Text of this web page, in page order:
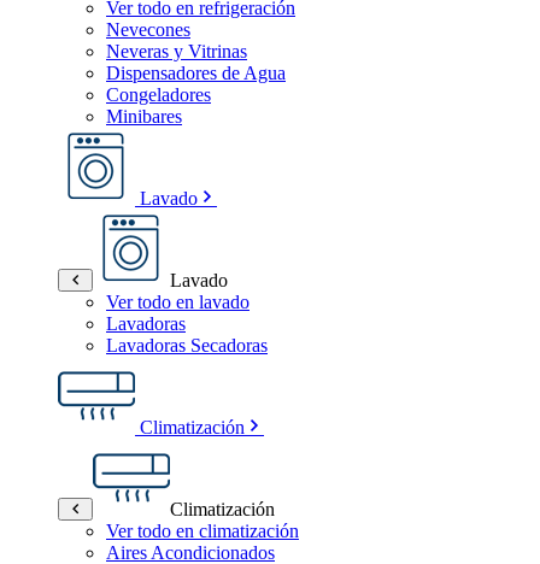
Ver todo en refrigeración
Nevecones
Neveras y Vitrinas
Dispensadores de Agua
Congeladores
Minibares
Lavado
Lavado
Ver todo en lavado
Lavadoras
Lavadoras Secadoras
Climatización
Climatización
Ver todo en climatización
Aires Acondicionados